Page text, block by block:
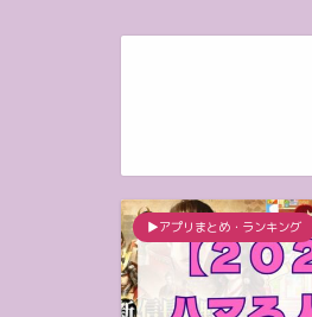
▶︎アプリまとめ・ランキング